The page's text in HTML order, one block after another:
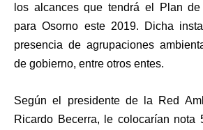
los alcances que tendrá el Plan de
para Osorno este 2019. Dicha
presencia de agrupaciones
de gobierno, entre otros entes.
Según el presidente de la Red
Ricardo Becerra, le colocarían